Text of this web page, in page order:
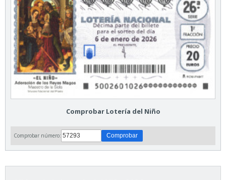
Comprobar Lotería del Niño
Comprobar número: